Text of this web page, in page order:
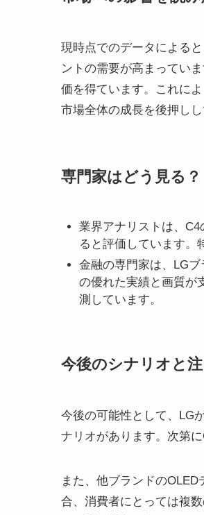
現時点でのデータによる
ントの需要が高まってい
価を得ています。これに
市場全体の成長を後押しし
専門家はどう見る？
業界アナリストは、
ると評価しています。
金融の専門家は、LG
の優れた実績と画質が
測しています。
今後のシナリオと
今後の可能性として、LG
ナリオがあります。次第
また、他ブランドの
合、消費者にとっては複